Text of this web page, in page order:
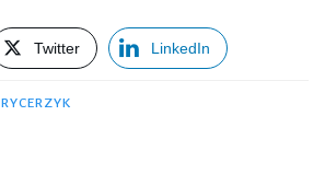
Twitter LinkedIn
RYCERZYK